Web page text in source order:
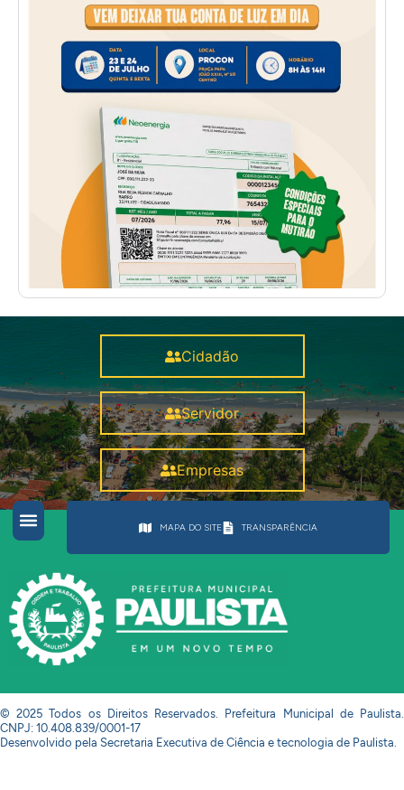
Cidadão
Servidor
Empresas
MAPA DO SITE TRANSPARÊNCIA
© 2025 Todos os Direitos Reservados. Prefeitura Municipal de Paulista.
CNPJ: 10.408.839/0001-17
Desenvolvido pela Secretaria Executiva de Ciência e tecnologia de Paulista.